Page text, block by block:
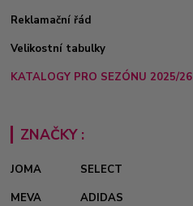
Reklamační řád
Velikostní tabulky
KATALOGY PRO SEZÓNU 2025/26
ZNAČKY :
JOMA
SELECT
MEVA
ADIDAS